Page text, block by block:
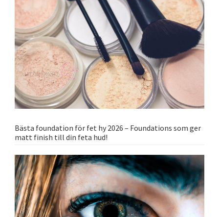
Bästa foundation för fet hy 2026 – Foundations som ger
matt finish till din feta hud!